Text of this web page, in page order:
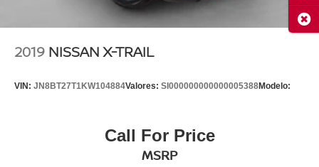
2019 NISSAN X-TRAIL
VIN: JN8BT27T1KW104884Valores: SI000000000000005388Modelo:
Call For Price
MSRP